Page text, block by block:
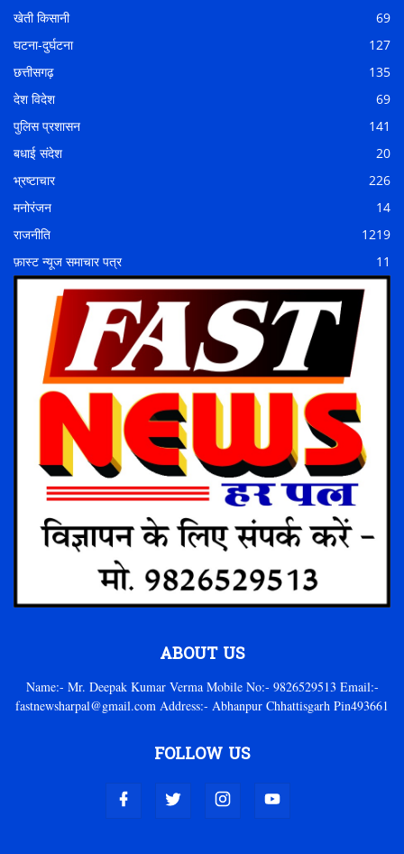
खेती किसानी
69
घटना-दुर्घटना
127
छत्तीसगढ़
135
देश विदेश
69
पुलिस प्रशासन
141
बधाई संदेश
20
भ्रष्टाचार
226
मनोरंजन
14
राजनीति
1219
फ़ास्ट न्यूज समाचार पत्र
11
ABOUT US
Name:- Mr. Deepak Kumar Verma Mobile No:- 9826529513 Email:-
fastnewsharpal@gmail.com Address:- Abhanpur Chhattisgarh Pin493661
FOLLOW US